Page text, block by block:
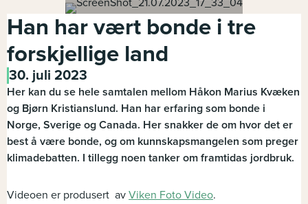
Han har vært bonde i tre
forskjellige land
30. juli 2023
Her kan du se hele samtalen mellom Håkon Marius Kvæken
og Bjørn Kristianslund. Han har erfaring som bonde i
Norge, Sverige og Canada. Her snakker de om hvor det er
best å være bonde, og om kunnskapsmangelen som preger
klimadebatten. I tillegg noen tanker om framtidas jordbruk.
Videoen er produsert av Viken Foto Video.